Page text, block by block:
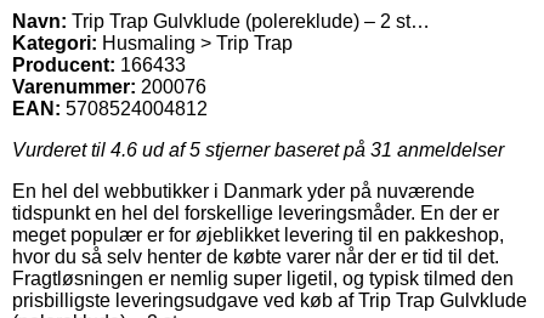
Navn: Trip Trap Gulvklude (polereklude) – 2 st…
Kategori: Husmaling > Trip Trap
Producent: 166433
Varenummer: 200076
EAN: 5708524004812
Vurderet til 4.6 ud af 5 stjerner baseret på 31 anmeldelser
En hel del webbutikker i Danmark yder på nuværende
tidspunkt en hel del forskellige leveringsmåder. En der er
meget populær er for øjeblikket levering til en pakkeshop,
hvor du så selv henter de købte varer når der er tid til det.
Fragtløsningen er nemlig super ligetil, og typisk tilmed den
prisbilligste leveringsudgave ved køb af Trip Trap Gulvklude